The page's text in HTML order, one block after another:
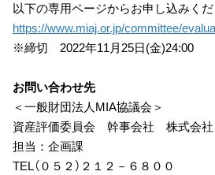
以下の専用ページからお申し込みくだ
https://www.miaj.or.jp/committee/
※締切 2022年11月25日(金)24:00
お問い合わせ先
＜一般財団法人MIA協議会＞
資産評価委員会 幹事会社 株式会
担当：企画課
TEL（０５２）２１２－６８００